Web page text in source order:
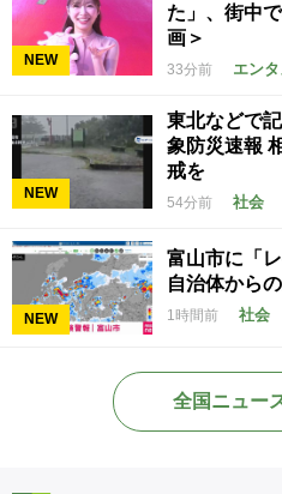
NEW
た」、街中
画＞
33分前 エンタ
NEW
東北などで
象防災速報
戒を
54分前 社会
NEW
富山市に「
自治体から
1時間前 社会
全国ニュー